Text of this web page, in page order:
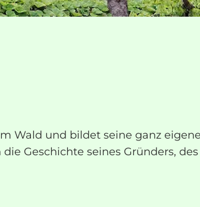
Wald und bildet seine ganz
Geschichte seines Gründers,